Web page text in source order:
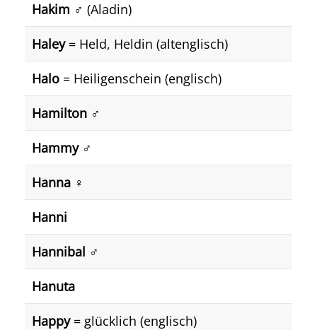
Hakim ♂️ (Aladin)
Haley= Held, Heldin (altenglisch)
Halo = Heiligenschein (englisch)
Hamilton ♂️
Hammy ♂️
Hanna ♀️
Hanni
Hannibal ♂️
Hanuta
Happy= glücklich (englisch)